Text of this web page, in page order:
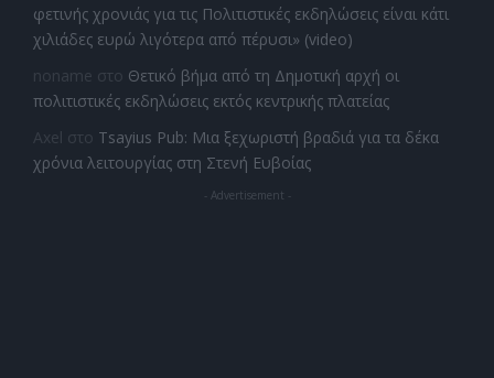
φετινής χρονιάς για τις Πολιτιστικές εκδηλώσεις είναι κάτι
χιλιάδες ευρώ λιγότερα από πέρυσι» (video)
noname στο Θετικό βήμα από τη Δημοτική αρχή οι
πολιτιστικές εκδηλώσεις εκτός κεντρικής πλατείας
Axel στο Tsayius Pub: Μια ξεχωριστή βραδιά για τα δέκα
χρόνια λειτουργίας στη Στενή Ευβοίας
- Advertisement -